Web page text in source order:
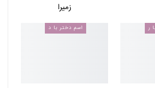
زمیرا
ر اسم دختر با د